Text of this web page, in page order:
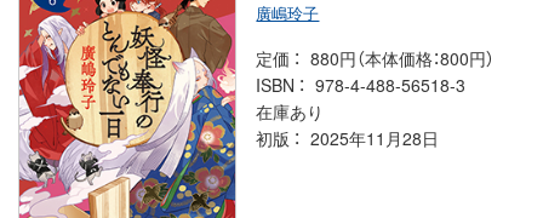
廣嶋玲子
定価
880円（本体価格：800円）
ISBN
978-4-488-56518-3
在庫あり
初版
2025年11月28日